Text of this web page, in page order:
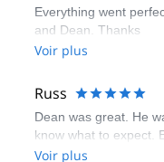
Everything went
and Dean. Thanks
Voir plus
Russ
Dean was great. He
know what to expect.
Voir plus